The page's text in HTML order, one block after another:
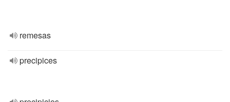
remesas
precipices